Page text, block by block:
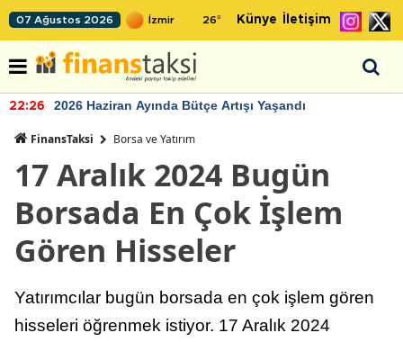
07 Ağustos 2026 26° Künye İletişim
22:26 2026 Haziran Ayında Bütçe Artışı Yaşandı
FinansTaksi Borsa ve Yatırım
17 Aralık 2024 Bugün
Borsada En Çok İşlem
Gören Hisseler
Yatırımcılar bugün borsada en çok işlem gören
hisseleri öğrenmek istiyor. 17 Aralık 2024